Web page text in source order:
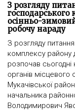
З розгляду
осінньо-
робочу нараду
З розгляду
комплексу району
розпочав
органів
Мукачівської
начальника
Володимирович